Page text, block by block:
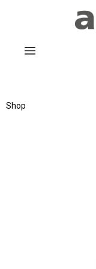
Zum Hauptinhalt
Shop